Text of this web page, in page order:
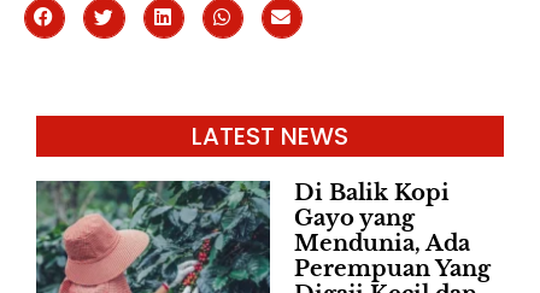
LATEST NEWS
Di Balik Kopi
Gayo yang
Mendunia, Ada
Perempuan Yang